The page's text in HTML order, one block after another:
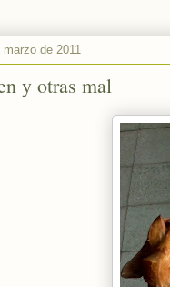
de 2011
y otras mal